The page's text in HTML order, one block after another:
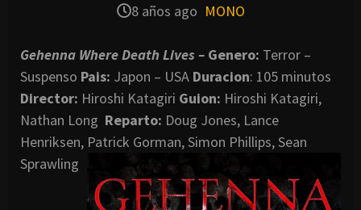
8 años ago MONO
Gehenna Where Death Lives – Genero: Terror –
Suspenso Pais: Japon – USA Duracion: 105 minutos
Director: Hiroshi Katagiri Guion: Hiroshi Katagiri,
Nathan Long Reparto: Doug Jones, Lance
Henriksen, Patrick Gorman, Simon Phillips, Sean
Sprawling